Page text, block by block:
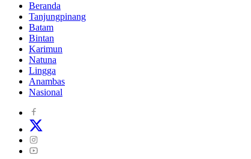
Beranda
Tanjungpinang
Batam
Bintan
Karimun
Natuna
Lingga
Anambas
Nasional